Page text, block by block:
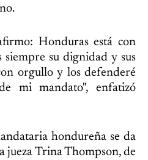
Honduras está con
siempre su dignidad y sus
orgullo y los defenderé
mi mandato", enfatizó
hondureña se da
jueza Trina Thompson, de